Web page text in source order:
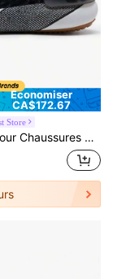
Économiser
CA$172.67
Store
3 SE ELVTE pour femmes, pour l'entraînement quotidien et la course à pied, style 3026648